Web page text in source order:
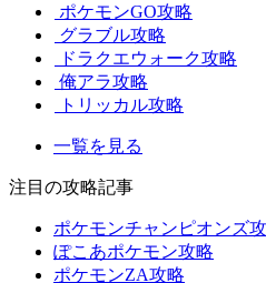
ポケモンGO攻略
グラブル攻略
ドラクエウォーク攻略
俺アラ攻略
トリッカル攻略
一覧を見る
注目の攻略記事
ポケモンチャンピオンズ
ぽこあポケモン攻略
ポケモンZA攻略